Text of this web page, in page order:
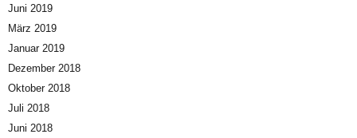
Juni 2019
März 2019
Januar 2019
Dezember 2018
Oktober 2018
Juli 2018
Juni 2018